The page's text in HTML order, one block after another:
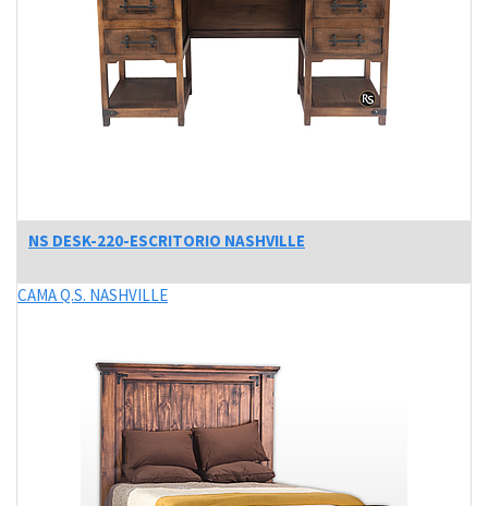
NS DESK-220-ESCRITORIO NASHVILLE
CAMA Q.S. NASHVILLE